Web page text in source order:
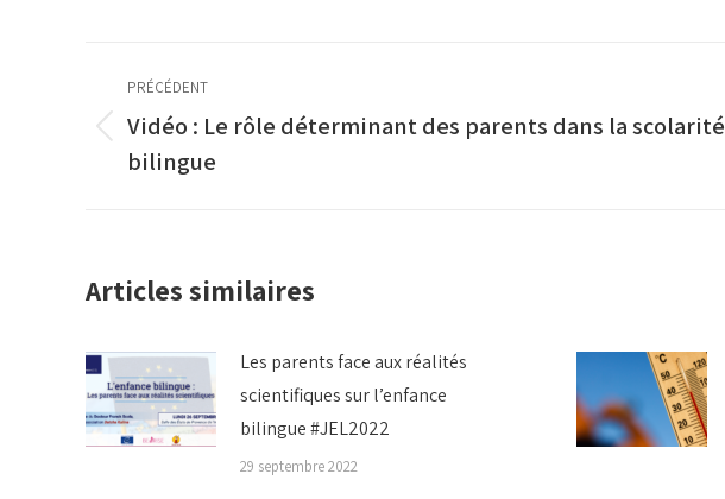
Navigation
article
PRÉCÉDENT
Article
précédent
Vidéo : Le rôle déterminant des parents dans la scolarité
bilingue
Articles similaires
Les parents face aux réalités
scientifiques sur l’enfance
bilingue #JEL2022
29 septembre 2022